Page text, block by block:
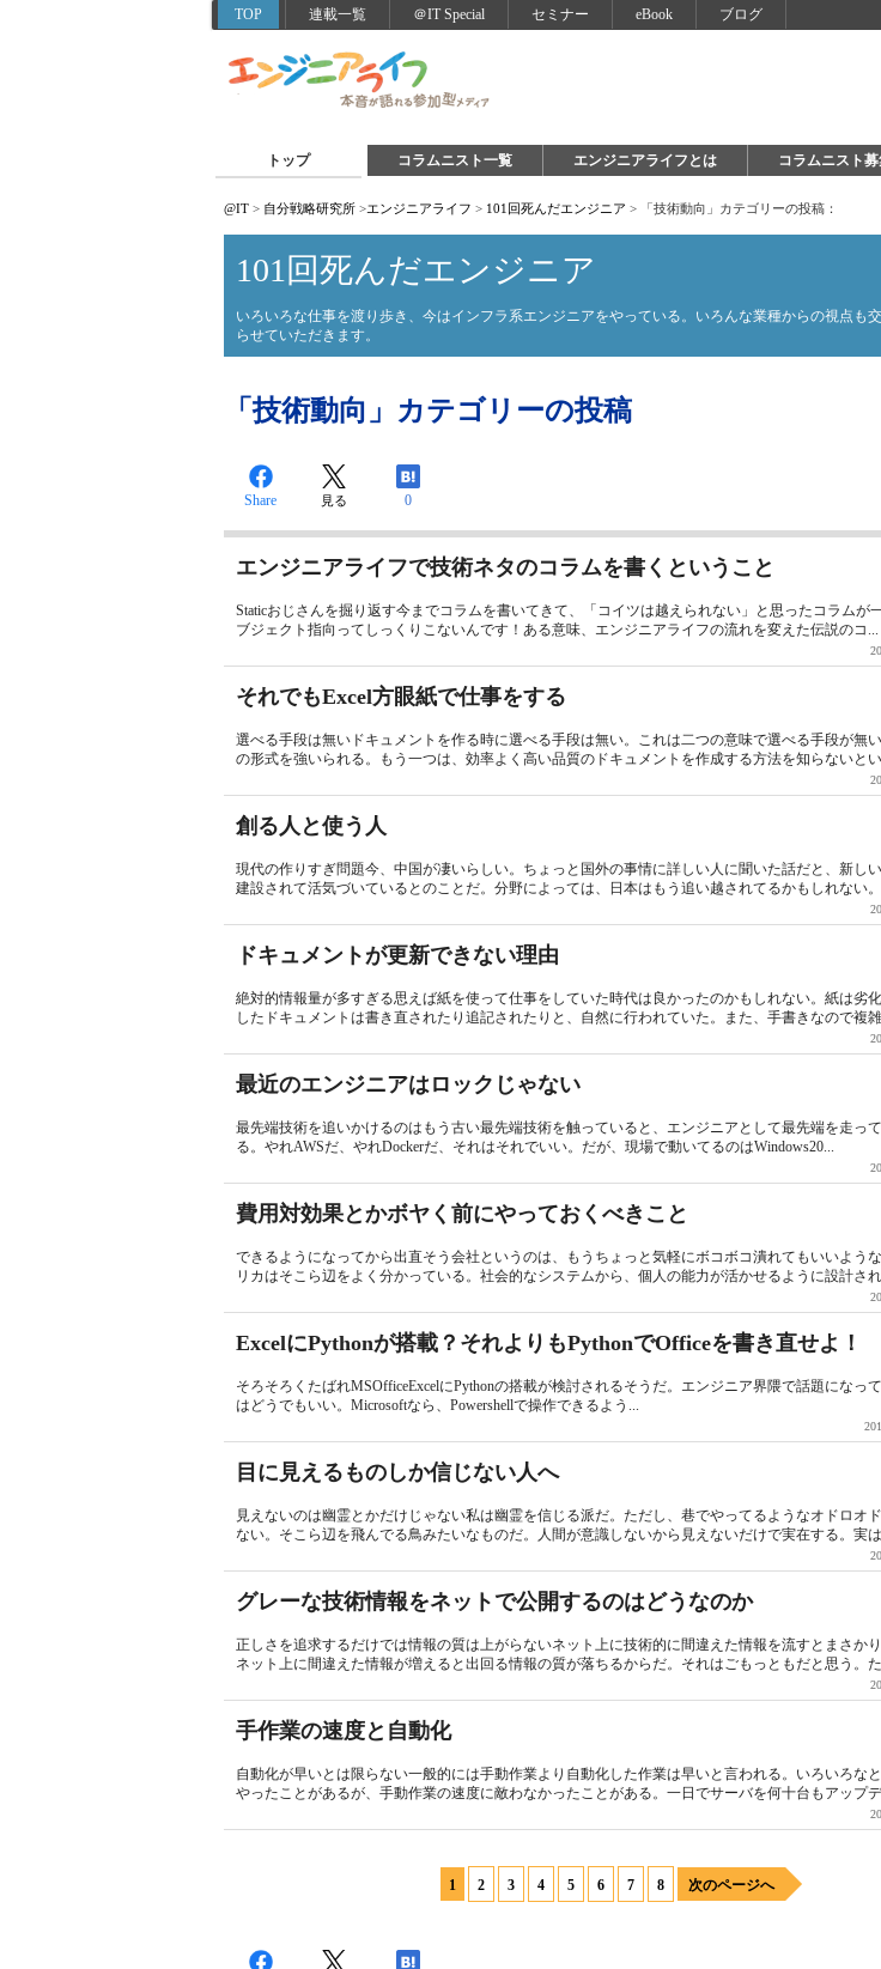
TOP 連載一覧 ＠IT Special セミナー eBook ブログ
トップ コラムニスト一覧 エンジニアライフとは コラムニスト
@IT > 自分戦略研究所 >エンジニアライフ > 101回死んだエンジニア > 「技術動向」カテゴリーの投稿：
101回死んだエンジニア
いろいろな仕事を渡り歩き、今はインフラ系エンジニアをやっている。いろんな業種からの視点も
らせていただきます。
「技術動向」カテゴリーの投稿
Share 見る 0
エンジニアライフで技術ネタのコラムを書くということ
Staticおじさんを掘り返す今までコラムを書いてきて、「コイツは越えられない」と思ったコラムが
ブジェクト指向ってしっくりこないんです！ある意味、エンジニアライフの流れを変えた伝説のコ...
それでもExcel方眼紙で仕事をする
選べる手段は無いドキュメントを作る時に選べる手段は無い。これは二つの意味で選べる手段が無
の形式を強いられる。もう一つは、効率よく高い品質のドキュメントを作成する方法を知らないと
創る人と使う人
現代の作りすぎ問題今、中国が凄いらしい。ちょっと国外の事情に詳しい人に聞いた話だと、新し
建設されて活気づいているとのことだ。分野によっては、日本はもう追い越されてるかもしれない
ドキュメントが更新できない理由
絶対的情報量が多すぎる思えば紙を使って仕事をしていた時代は良かったのかもしれない。紙は劣
したドキュメントは書き直されたり追記されたりと、自然に行われていた。また、手書きなので複
最近のエンジニアはロックじゃない
最先端技術を追いかけるのはもう古い最先端技術を触っていると、エンジニアとして最先端を走っ
る。やれAWSだ、やれDockerだ、それはそれでいい。だが、現場で動いてるのはWindows20...
費用対効果とかボヤく前にやっておくべきこと
できるようになってから出直そう会社というのは、もうちょっと気軽にボコボコ潰れてもいいよう
リカはそこら辺をよく分かっている。社会的なシステムから、個人の能力が活かせるように設計さ
ExcelにPythonが搭載？それよりもPythonでOfficeを書き直せよ！
そろそろくたばれMSOfficeExcelにPythonの搭載が検討されるそうだ。エンジニア界隈で話題になっ
はどうでもいい。Microsoftなら、Powershellで操作できるよう...
目に見えるものしか信じない人へ
見えないのは幽霊とかだけじゃない私は幽霊を信じる派だ。ただし、巷でやってるようなオドロオ
ない。そこら辺を飛んでる鳥みたいなものだ。人間が意識しないから見えないだけで実在する。実
グレーな技術情報をネットで公開するのはどうなのか
正しさを追求するだけでは情報の質は上がらないネット上に技術的に間違えた情報を流すとまさかり
ネット上に間違えた情報が増えると出回る情報の質が落ちるからだ。それはごもっともだと思う。
手作業の速度と自動化
自動化が早いとは限らない一般的には手動作業より自動化した作業は早いと言われる。いろいろな
やったことがあるが、手動作業の速度に敵わなかったことがある。一日でサーバを何十台もアップ
1 2 3 4 5 6 7 8 次のページへ